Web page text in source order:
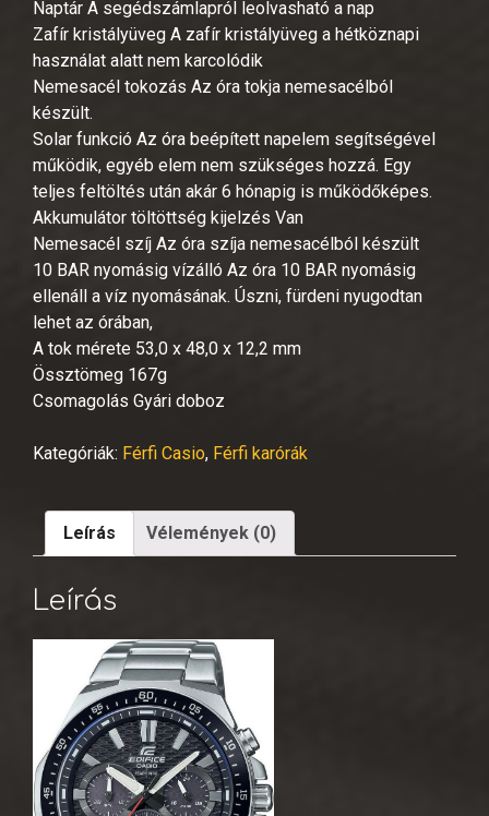
Naptár A segédszámlapról leolvasható a nap
Zafír kristályüveg A zafír kristályüveg a hétköznapi
használat alatt nem karcolódik
Nemesacél tokozás Az óra tokja nemesacélból
készült.
Solar funkció Az óra beépített napelem segítségével
működik, egyéb elem nem szükséges hozzá. Egy
teljes feltöltés után akár 6 hónapig is működőképes.
Akkumulátor töltöttség kijelzés Van
Nemesacél szíj Az óra szíja nemesacélból készült
10 BAR nyomásig vízálló Az óra 10 BAR nyomásig
ellenáll a víz nyomásának. Úszni, fürdeni nyugodtan
lehet az órában,
A tok mérete 53,0 x 48,0 x 12,2 mm
Össztömeg 167g
Csomagolás Gyári doboz
Kategóriák: Férfi Casio, Férfi karórák
Leírás Vélemények (0)
Leírás